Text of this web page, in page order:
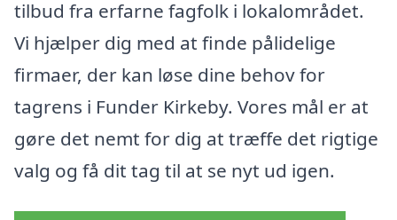
tilbud fra erfarne fagfolk i lokalområdet.
Vi hjælper dig med at finde pålidelige
firmaer, der kan løse dine behov for
tagrens i Funder Kirkeby. Vores mål er at
gøre det nemt for dig at træffe det rigtige
valg og få dit tag til at se nyt ud igen.